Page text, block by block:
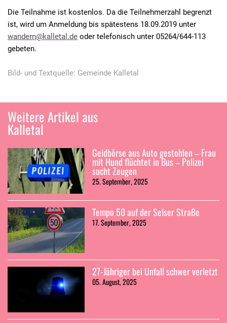
Die Teilnahme ist kostenlos. Da die Teilnehmerzahl begrenzt
ist, wird um Anmeldung bis spätestens 18.09.2019 unter
wandern@kalletal.de oder telefonisch unter 05264/644-113
gebeten.
Bild- und Textquelle: Gemeinde Kalletal
Weitere Artikel aus
Kalletal
Geldbörse aus Auto gestohlen – Frau
mit Hund flüchtet in Bus – Polizei
sucht Zeugen
25. September, 2025
Tempo 50 auf der Selser Straße
17. September, 2025
27-Jähriger bei Unfall schwer verletzt
05. August, 2025